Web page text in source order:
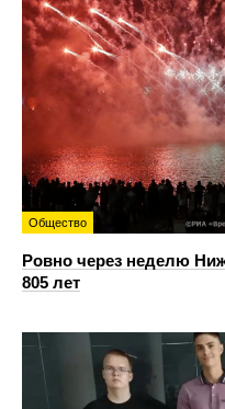
Общество
Ровно через неделю
805 лет